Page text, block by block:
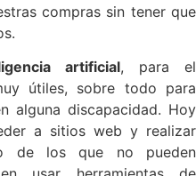
compras sin tener que
artificial, para el
útiles, sobre todo para
alguna discapacidad. Hoy
a sitios web y realizar
de los que no pueden